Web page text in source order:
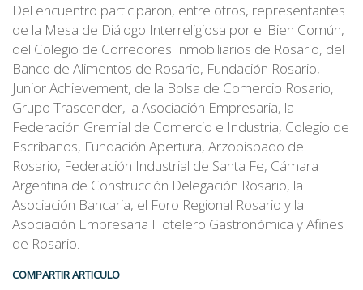
Del encuentro participaron, entre otros, representantes
de la Mesa de Diálogo Interreligiosa por el Bien Común,
del Colegio de Corredores Inmobiliarios de Rosario, del
Banco de Alimentos de Rosario, Fundación Rosario,
Junior Achievement, de la Bolsa de Comercio Rosario,
Grupo Trascender, la Asociación Empresaria, la
Federación Gremial de Comercio e Industria, Colegio de
Escribanos, Fundación Apertura, Arzobispado de
Rosario, Federación Industrial de Santa Fe, Cámara
Argentina de Construcción Delegación Rosario, la
Asociación Bancaria, el Foro Regional Rosario y la
Asociación Empresaria Hotelero Gastronómica y Afines
de Rosario.
COMPARTIR ARTICULO